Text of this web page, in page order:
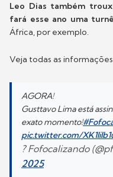
Leo Dias também
fará esse ano uma
África, por exemplo.
Veja todas as
AGORA!
Gusttavo Lima está
exato momento!
pic.twitter.com/
? Fofocalizando
2025